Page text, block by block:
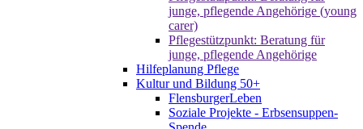
junge, pflegende Angehörige (young
carer)
Pflegestützpunkt: Beratung für
junge, pflegende Angehörige
Hilfeplanung Pflege
Kultur und Bildung 50+
FlensburgerLeben
Soziale Projekte - Erbsensuppen-